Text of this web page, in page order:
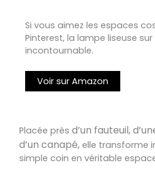
Si vous aimez les espaces
Pinterest, la lampe liseuse
incontournable.
Voir sur Amazon
Placée prèsd’un fauteuil,
d’un canapé,elle transforme
simple coin en véritable